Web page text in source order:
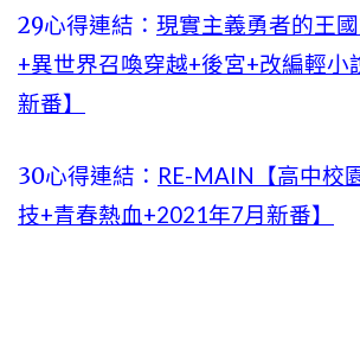
29心得連結： 現實主義勇者的王
+異世界召喚穿越+後宮+改編輕小
新番】
30心得連結： RE-MAIN【高中校
技+青春熱血+2021年7月新番】